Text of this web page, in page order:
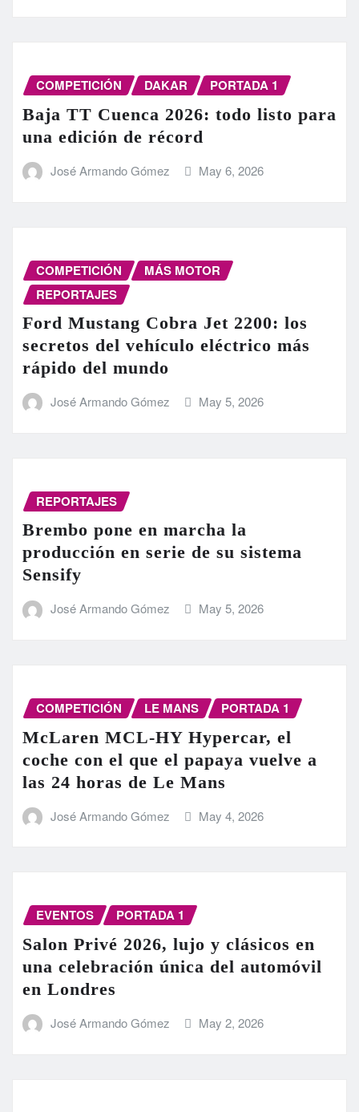
COMPETICIÓN DAKAR PORTADA 1
Baja TT Cuenca 2026: todo listo para
una edición de récord
José Armando Gómez May 6, 2026
COMPETICIÓN
MÁS MOTOR
REPORTAJES
Ford Mustang Cobra Jet 2200: los
secretos del vehículo eléctrico más
rápido del mundo
José Armando Gómez May 5, 2026
REPORTAJES
Brembo pone en marcha la
producción en serie de su sistema
Sensify
José Armando Gómez May 5, 2026
COMPETICIÓN LE MANS PORTADA 1
McLaren MCL-HY Hypercar, el
coche con el que el papaya vuelve a
las 24 horas de Le Mans
José Armando Gómez May 4, 2026
EVENTOS PORTADA 1
Salon Privé 2026, lujo y clásicos en
una celebración única del automóvil
en Londres
José Armando Gómez May 2, 2026